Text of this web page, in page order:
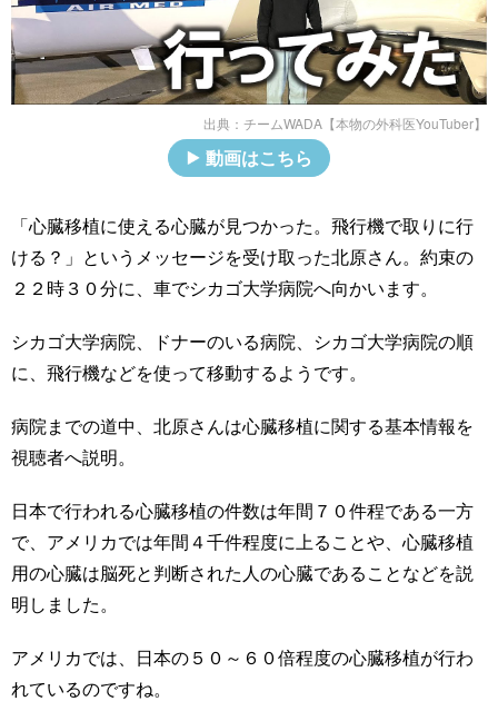
出典： チームWADA【本物の外科医YouTuber】
動画はこちら
「心臓移植に使える心臓が見つかった。飛行機で取りに行
ける？」というメッセージを受け取った北原さん。約束の
２２時３０分に、車でシカゴ大学病院へ向かいます。
シカゴ大学病院、ドナーのいる病院、シカゴ大学病院の順
に、飛行機などを使って移動するようです。
病院までの道中、北原さんは心臓移植に関する基本情報を
視聴者へ説明。
日本で行われる心臓移植の件数は年間７０件程である一方
で、アメリカでは年間４千件程度に上ることや、心臓移植
用の心臓は脳死と判断された人の心臓であることなどを説
明しました。
アメリカでは、日本の５０～６０倍程度の心臓移植が行わ
れているのですね。